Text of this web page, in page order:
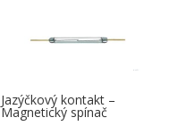
Jazýčkový kontakt –
Magnetický spínač